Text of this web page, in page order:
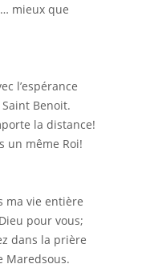
mieux que
l’espérance
Benoit.
la distance!
un même Roi!
ma vie entière
pour vous;
dans la prière
Maredsous.